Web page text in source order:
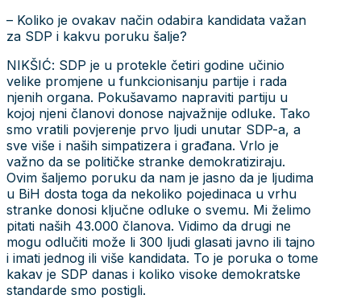
– Koliko je ovakav način odabira kandidata važan
za SDP i kakvu poruku šalje?
NIKŠIĆ: SDP je u protekle četiri godine učinio
velike promjene u funkcionisanju partije i rada
njenih organa. Pokušavamo napraviti partiju u
kojoj njeni članovi donose najvažnije odluke. Tako
smo vratili povjerenje prvo ljudi unutar SDP-a, a
sve više i naših simpatizera i građana. Vrlo je
važno da se političke stranke demokratiziraju.
Ovim šaljemo poruku da nam je jasno da je ljudima
u BiH dosta toga da nekoliko pojedinaca u vrhu
stranke donosi ključne odluke o svemu. Mi želimo
pitati naših 43.000 članova. Vidimo da drugi ne
mogu odlučiti može li 300 ljudi glasati javno ili tajno
i imati jednog ili više kandidata. To je poruka o tome
kakav je SDP danas i koliko visoke demokratske
standarde smo postigli.